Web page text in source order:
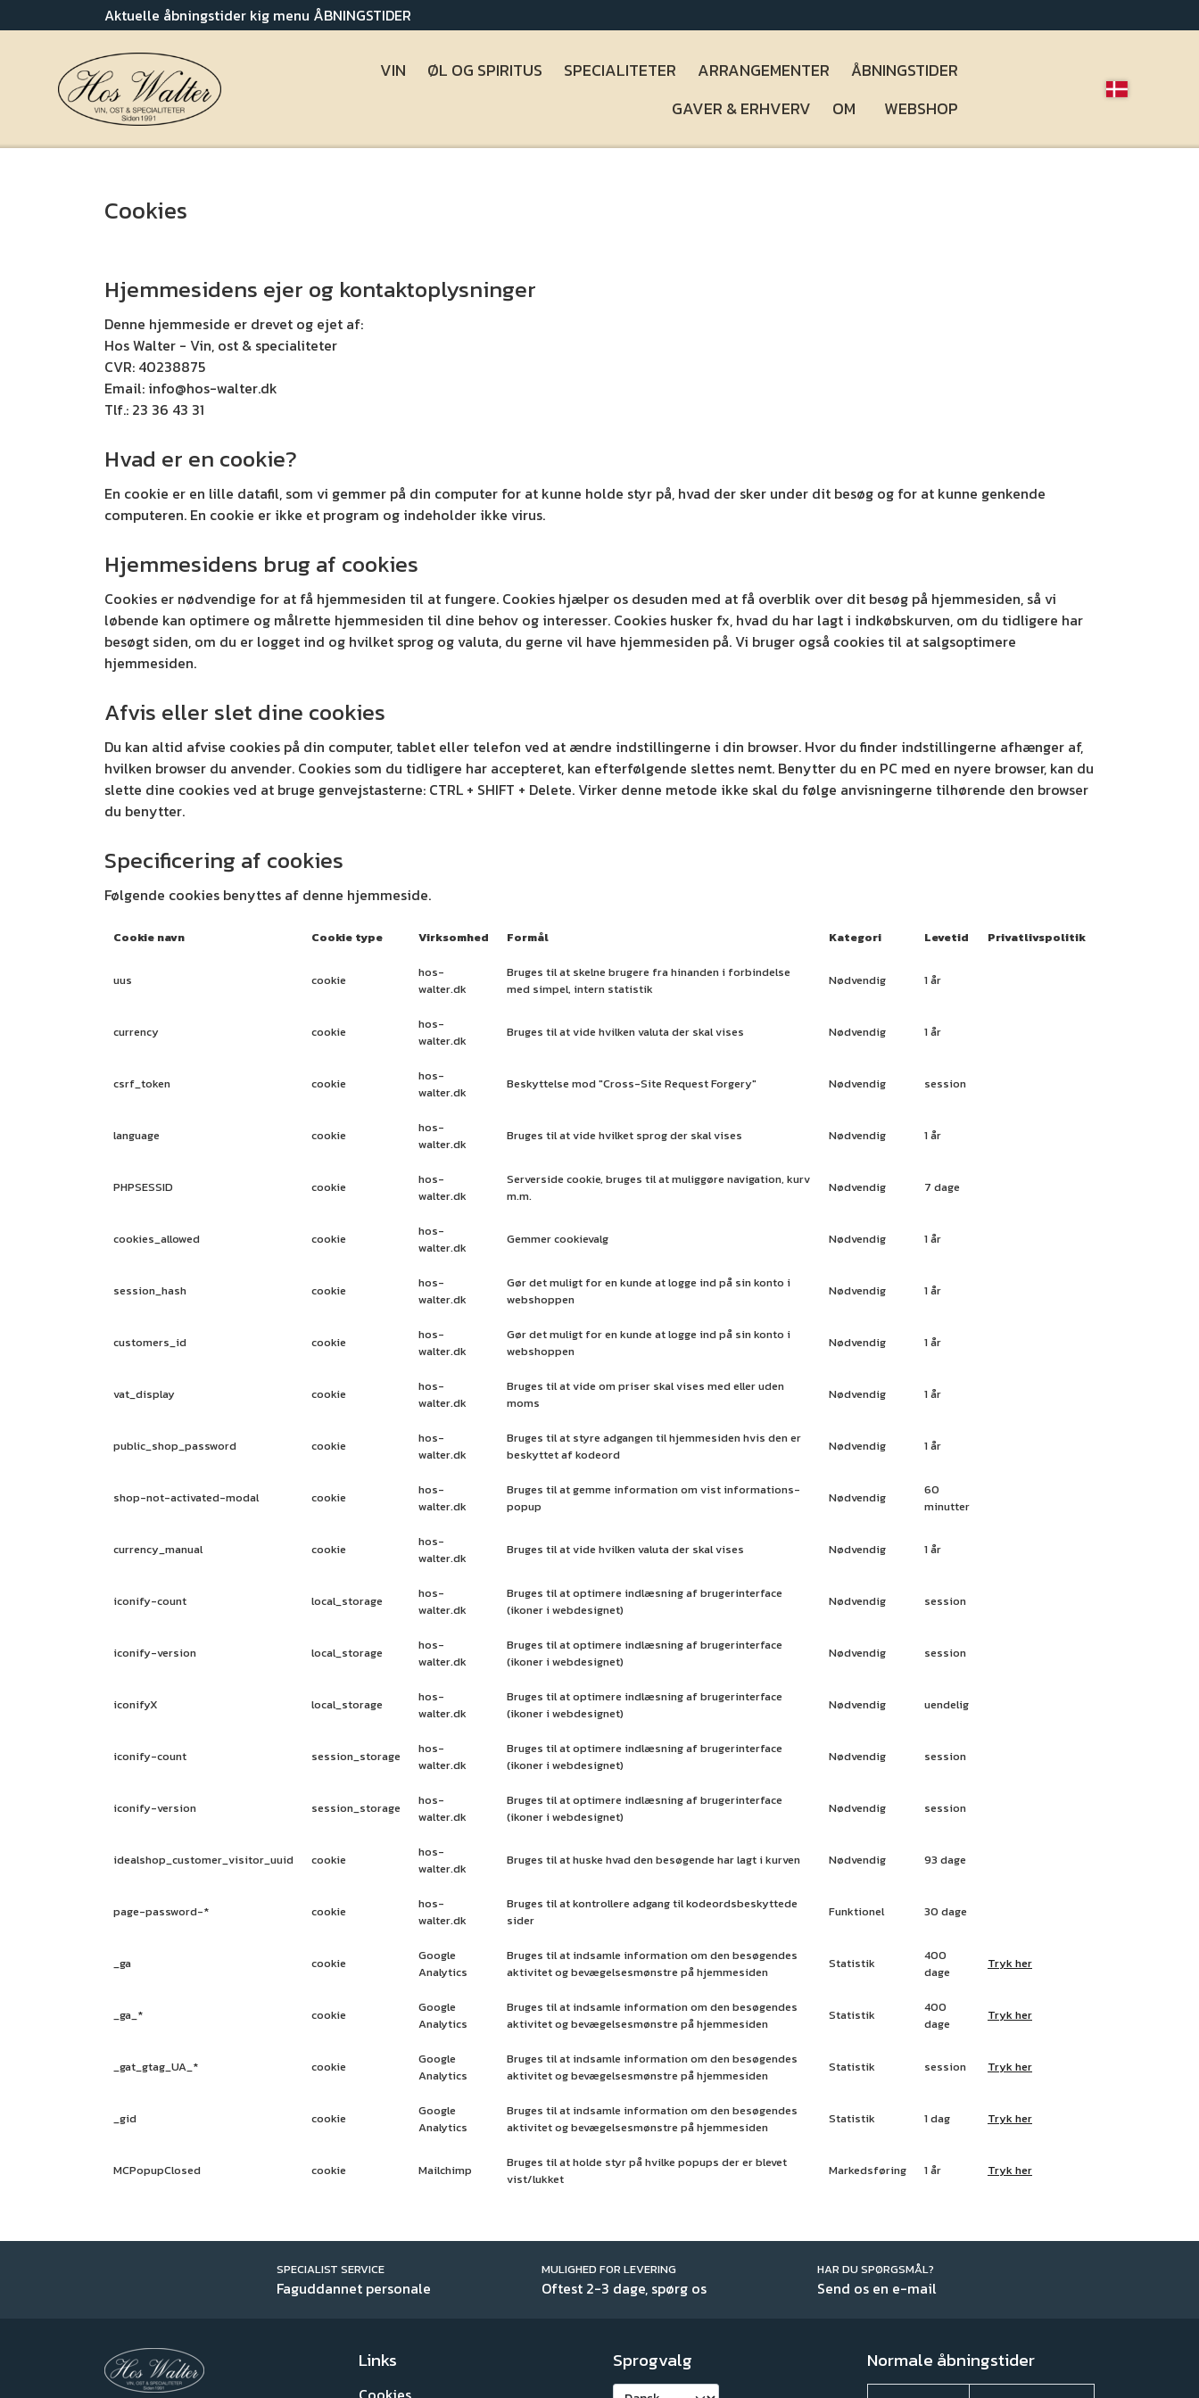
Aktuelle åbningstider kig menu ÅBNINGSTIDER
VIN ØL OG SPIRITUS SPECIALITETER ARRANGEMENTER
ÅBNINGSTIDER
GAVER & ERHVERV
OM WEBSHOP
Cookies
Hjemmesidens ejer og kontaktoplysninger
Denne hjemmeside er drevet og ejet af:
Hos Walter - Vin, ost & specialiteter
CVR: 40238875
Email: info@hos-walter.dk
Tlf.: 23 36 43 31
Hvad er en cookie?
En cookie er en lille datafil, som vi gemmer på din computer for at kunne holde styr på, hvad der sker under dit besøg og for at kunne genkende
computeren. En cookie er ikke et program og indeholder ikke virus.
Hjemmesidens brug af cookies
Cookies er nødvendige for at få hjemmesiden til at fungere. Cookies hjælper os desuden med at få overblik over dit besøg på hjemmesiden, så vi
løbende kan optimere og målrette hjemmesiden til dine behov og interesser. Cookies husker fx, hvad du har lagt i indkøbskurven, om du tidligere har
besøgt siden, om du er logget ind og hvilket sprog og valuta, du gerne vil have hjemmesiden på. Vi bruger også cookies til at salgsoptimere
hjemmesiden.
Afvis eller slet dine cookies
Du kan altid afvise cookies på din computer, tablet eller telefon ved at ændre indstillingerne i din browser. Hvor du finder indstillingerne afhænger af,
hvilken browser du anvender. Cookies som du tidligere har accepteret, kan efterfølgende slettes nemt. Benytter du en PC med en nyere browser, kan du
slette dine cookies ved at bruge genvejstasterne: CTRL + SHIFT + Delete. Virker denne metode ikke skal du følge anvisningerne tilhørende den browser
du benytter.
Specificering af cookies
Følgende cookies benyttes af denne hjemmeside.
Cookie navn Cookie type Virksomhed Formål Kategori Levetid Privatlivspolitik
uus cookie
hos-
walter.dk
Bruges til at skelne brugere fra hinanden i forbindelse
med simpel, intern statistik
Nødvendig 1 år
currency cookie
hos-
walter.dk
Bruges til at vide hvilken valuta der skal vises Nødvendig 1 år
csrf_token cookie
hos-
walter.dk
Beskyttelse mod "Cross-Site Request Forgery" Nødvendig session
language cookie
hos-
walter.dk
Bruges til at vide hvilket sprog der skal vises Nødvendig 1 år
PHPSESSID cookie
hos-
walter.dk
Serverside cookie, bruges til at muliggøre navigation, kurv
m.m.
Nødvendig 7 dage
cookies_allowed cookie
hos-
walter.dk
Gemmer cookievalg Nødvendig 1 år
session_hash cookie
hos-
walter.dk
Gør det muligt for en kunde at logge ind på sin konto i
webshoppen
Nødvendig 1 år
customers_id cookie
hos-
walter.dk
Gør det muligt for en kunde at logge ind på sin konto i
webshoppen
Nødvendig 1 år
vat_display cookie
hos-
walter.dk
Bruges til at vide om priser skal vises med eller uden
moms
Nødvendig 1 år
public_shop_password cookie
hos-
walter.dk
Bruges til at styre adgangen til hjemmesiden hvis den er
beskyttet af kodeord
Nødvendig 1 år
shop-not-activated-modal cookie
hos-
walter.dk
Bruges til at gemme information om vist informations-
popup
Nødvendig
60
minutter
currency_manual cookie
hos-
walter.dk
Bruges til at vide hvilken valuta der skal vises Nødvendig 1 år
iconify-count local_storage
hos-
walter.dk
Bruges til at optimere indlæsning af brugerinterface
(ikoner i webdesignet)
Nødvendig session
iconify-version local_storage
hos-
walter.dk
Bruges til at optimere indlæsning af brugerinterface
(ikoner i webdesignet)
Nødvendig session
iconifyX local_storage
hos-
walter.dk
Bruges til at optimere indlæsning af brugerinterface
(ikoner i webdesignet)
Nødvendig uendelig
iconify-count session_storage
hos-
walter.dk
Bruges til at optimere indlæsning af brugerinterface
(ikoner i webdesignet)
Nødvendig session
iconify-version session_storage
hos-
walter.dk
Bruges til at optimere indlæsning af brugerinterface
(ikoner i webdesignet)
Nødvendig session
idealshop_customer_visitor_uuid cookie
hos-
walter.dk
Bruges til at huske hvad den besøgende har lagt i kurven Nødvendig 93 dage
page-password-* cookie
hos-
walter.dk
Bruges til at kontrollere adgang til kodeordsbeskyttede
sider
Funktionel 30 dage
_ga cookie
Google
Analytics
Bruges til at indsamle information om den besøgendes
aktivitet og bevægelsesmønstre på hjemmesiden
Statistik
400
dage
Tryk her
_ga_* cookie
Google
Analytics
Bruges til at indsamle information om den besøgendes
aktivitet og bevægelsesmønstre på hjemmesiden
Statistik
400
dage
Tryk her
_gat_gtag_UA_* cookie
Google
Analytics
Bruges til at indsamle information om den besøgendes
aktivitet og bevægelsesmønstre på hjemmesiden
Statistik session Tryk her
_gid cookie
Google
Analytics
Bruges til at indsamle information om den besøgendes
aktivitet og bevægelsesmønstre på hjemmesiden
Statistik 1 dag Tryk her
MCPopupClosed cookie Mailchimp
Bruges til at holde styr på hvilke popups der er blevet
vist/lukket
Markedsføring 1 år Tryk her
SPECIALIST SERVICE
Faguddannet personale
MULIGHED FOR LEVERING
Oftest 2-3 dage, spørg os
HAR DU SPØRGSMÅL?
Send os en e-mail
Links Sprogvalg Normale åbningstider